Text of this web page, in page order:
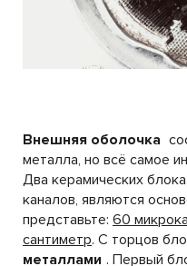
Внешняя оболочка
металла, но всё самое
Два керамических
каналов, являются
представьте: 60
сантиметр. С торцов
металлами . Первый